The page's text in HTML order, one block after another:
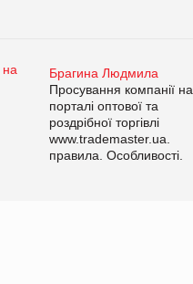
Брагина Людмила
Просування компанії на
порталі оптової та
роздрібної торгівлі
www.trademaster.ua.
правила. Особливості.